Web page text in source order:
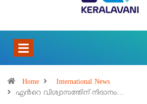
Home
International News
എൻറെ വിശ്വാസത്തിന് നിദാനം…